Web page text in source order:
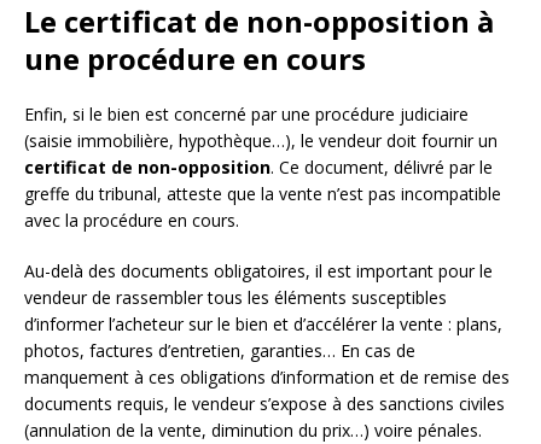
Le certificat de non-opposition à
une procédure en cours
Enfin, si le bien est concerné par une procédure judiciaire
(saisie immobilière, hypothèque…), le vendeur doit fournir un
certificat de non-opposition. Ce document, délivré par le
greffe du tribunal, atteste que la vente n’est pas incompatible
avec la procédure en cours.
Au-delà des documents obligatoires, il est important pour le
vendeur de rassembler tous les éléments susceptibles
d’informer l’acheteur sur le bien et d’accélérer la vente : plans,
photos, factures d’entretien, garanties… En cas de
manquement à ces obligations d’information et de remise des
documents requis, le vendeur s’expose à des sanctions civiles
(annulation de la vente, diminution du prix…) voire pénales.